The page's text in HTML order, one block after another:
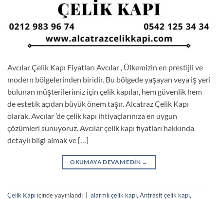
Avcılar Çelik Kapı Fiyatları Avcılar , Ülkemizin en prestijli ve
modern bölgelerinden biridir. Bu bölgede yaşayan veya iş yeri
bulunan müşterilerimiz için çelik kapılar, hem güvenlik hem
de estetik açıdan büyük önem taşır. Alcatraz Çelik Kapı
olarak, Avcılar ’de çelik kapı ihtiyaçlarınıza en uygun
çözümleri sunuyoruz. Avcılar çelik kapı fiyatları hakkında
detaylı bilgi almak ve […]
OKUMAYA DEVAM EDIN →
Çelik Kapı içinde yayınlandı alarmlı çelik kapı, Antrasit çelik kapı,